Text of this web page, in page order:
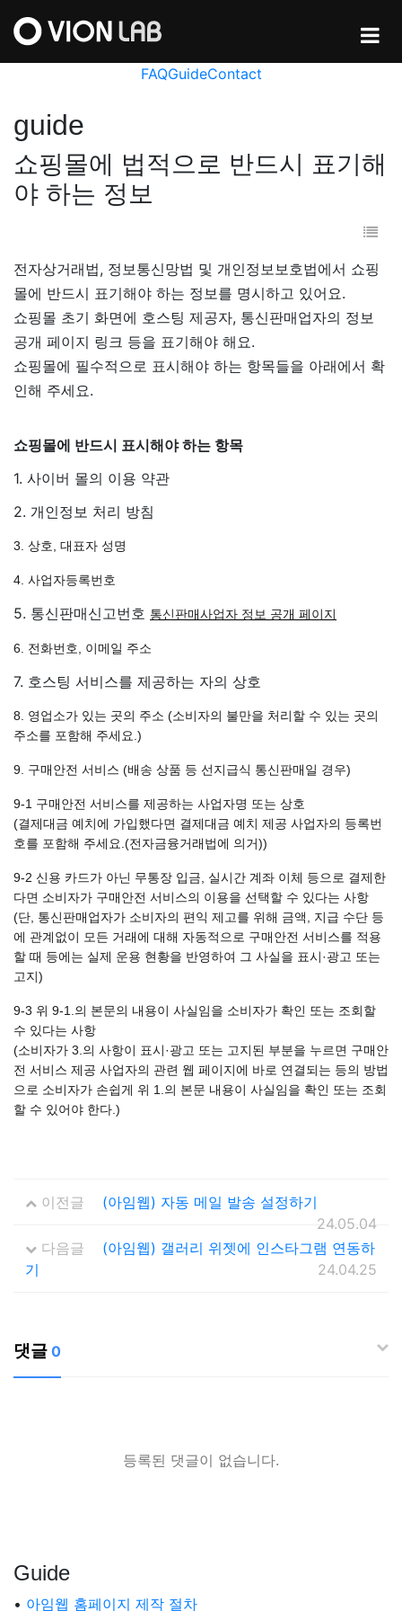
FAQGuideContact
guide
쇼핑몰에 법적으로 반드시 표기해
야 하는 정보
전자상거래법, 정보통신망법 및 개인정보보호법에서 쇼핑
몰에 반드시 표기해야 하는 정보를 명시하고 있어요.
쇼핑몰 초기 화면에 호스팅 제공자, 통신판매업자의 정보
공개 페이지 링크 등을 표기해야 해요.
쇼핑몰에 필수적으로 표시해야 하는 항목들을 아래에서 확
인해 주세요.
쇼핑몰에 반드시 표시해야 하는 항목
1. 사이버 몰의 이용 약관
2. 개인정보 처리 방침
3. 상호, 대표자 성명
4. 사업자등록번호
5. 통신판매신고번호 통신판매사업자 정보 공개 페이지
6. 전화번호, 이메일 주소
7. 호스팅 서비스를 제공하는 자의 상호
8. 영업소가 있는 곳의 주소 (소비자의 불만을 처리할 수 있는 곳의
주소를 포함해 주세요.)
9. 구매안전 서비스 (배송 상품 등 선지급식 통신판매일 경우)
9-1 구매안전 서비스를 제공하는 사업자명 또는 상호
(결제대금 예치에 가입했다면 결제대금 예치 제공 사업자의 등록번
호를 포함해 주세요.(전자금융거래법에 의거))
9-2 신용 카드가 아닌 무통장 입금, 실시간 계좌 이체 등으로 결제한
다면 소비자가 구매안전 서비스의 이용을 선택할 수 있다는 사항
(단, 통신판매업자가 소비자의 편익 제고를 위해 금액, 지급 수단 등
에 관계없이 모든 거래에 대해 자동적으로 구매안전 서비스를 적용
할 때 등에는 실제 운용 현황을 반영하여 그 사실을 표시·광고 또는
고지)
9-3 위 9-1.의 본문의 내용이 사실임을 소비자가 확인 또는 조회할
수 있다는 사항
(소비자가 3.의 사항이 표시·광고 또는 고지된 부분을 누르면 구매안
전 서비스 제공 사업자의 관련 웹 페이지에 바로 연결되는 등의 방법
으로 소비자가 손쉽게 위 1.의 본문 내용이 사실임을 확인 또는 조회
할 수 있어야 한다.)
이전글
(아임웹) 자동 메일 발송 설정하기
24.05.04
다음글
(아임웹) 갤러리 위젯에 인스타그램 연동하
기
24.04.25
댓글 0
등록된 댓글이 없습니다.
Guide
• 아임웹 홈페이지 제작 절차